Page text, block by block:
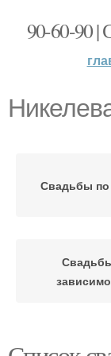
90-60-
Свадьбы по